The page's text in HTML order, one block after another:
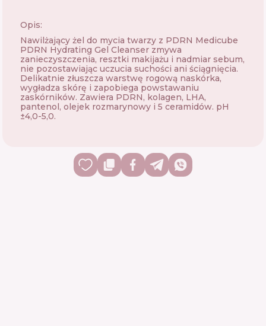
Opis:
Nawilżający żel do mycia twarzy z PDRN Medicube
PDRN Hydrating Gel Cleanser zmywa
zanieczyszczenia, resztki makijażu i nadmiar sebum,
nie pozostawiając uczucia suchości ani ściągnięcia.
Delikatnie złuszcza warstwę rogową naskórka,
wygładza skórę i zapobiega powstawaniu
zaskórników. Zawiera PDRN, kolagen, LHA,
pantenol, olejek rozmarynowy i 5 ceramidów. pH
±4,0-5,0.